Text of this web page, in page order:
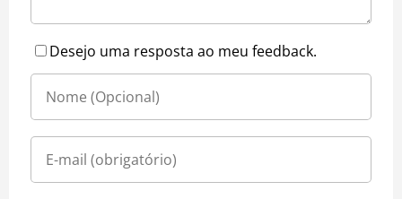
Desejo uma resposta ao meu feedback.